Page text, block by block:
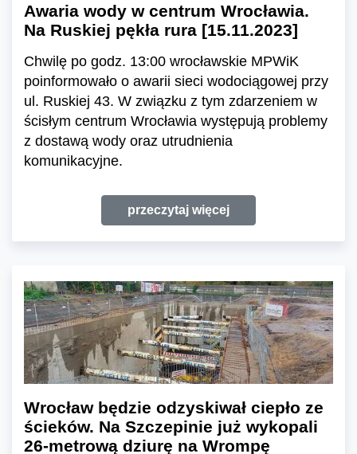
Awaria wody w centrum Wrocławia.
Na Ruskiej pękła rura [15.11.2023]
Chwilę po godz. 13:00 wrocławskie MPWiK
poinformowało o awarii sieci wodociągowej przy
ul. Ruskiej 43. W związku z tym zdarzeniem w
ścisłym centrum Wrocławia występują problemy
z dostawą wody oraz utrudnienia
komunikacyjne.
przeczytaj więcej
Wrocław będzie odzyskiwał ciepło ze
ścieków. Na Szczepinie już wykopali
26-metrową dziurę na Wrompę